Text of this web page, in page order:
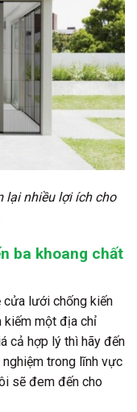
lại nhiều lợi ích cho
ba khoang chất
cửa lưới chống kiến
kiếm một địa chỉ
cả hợp lý thì hãy đến
trong lĩnh vực
sẽ đem đến cho